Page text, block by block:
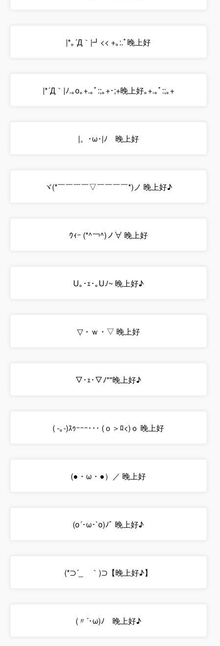
|*｡´Д｀|┛<< +｡:.ﾟ晚上好
|*´Д｀|ﾉ.｡ο｡+.｡ﾟ:;｡+･;+晚上好｡+.｡ﾟ:;｡+
|。･ω･|ﾉ 晚上好
ヾ(*￣￣￣￣▽￣￣￣￣*)ノ 晚上好♪
ｳｨｰ (*^￢^)ノ∀ 晚上好
U｡･ｪ･｡Uﾉ~ 晚上好♪
▽・ｗ・▽ 晚上好
▽･ｪ･▽ﾉ""晚上好♪
( -｡-)ｽｩｰｰｰ･･･ (ｏ＞ﾛ<)ｏ 晚上好
(●・ω・●）／ 晚上好
(o´･ω･`o)ﾉﾞ 晚上好♪
(*⊃´_ゝ｀)⊃【晚上好♪】
(〃´･ω)ﾉ 晚上好♪